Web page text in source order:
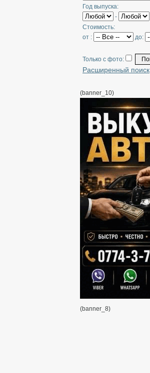
Год выпуска:
-
Стоимость:
от :
до:
Только с фото:
Расширенный поиск
(banner_10)
(banner_8)